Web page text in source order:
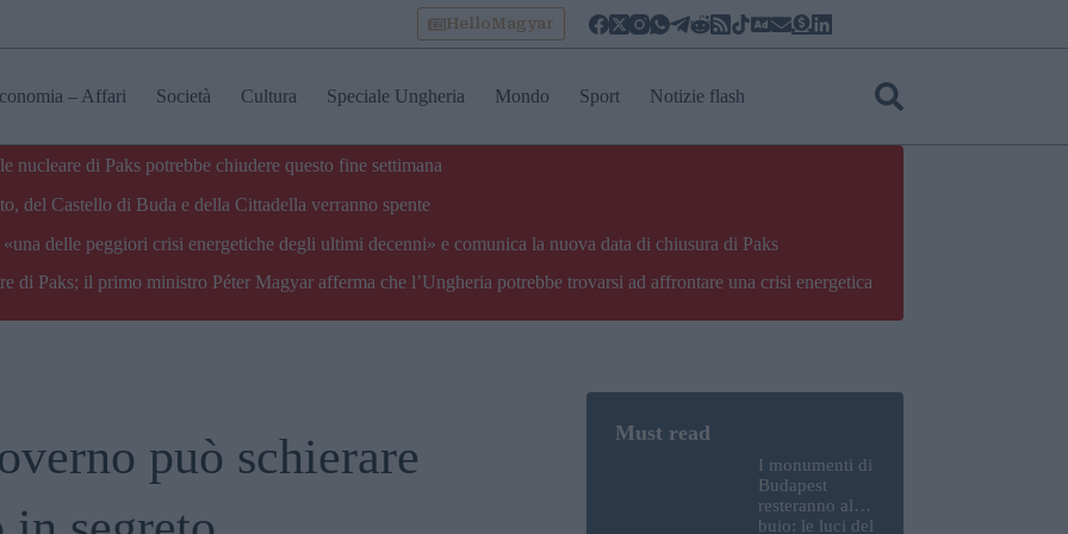
HelloMagyar
– Affari Società Cultura Speciale Ungheria Mondo Sport Notizie flash
nucleare di Paks potrebbe chiudere questo fine settimana
del Castello di Buda e della Cittadella verranno spente
delle peggiori crisi energetiche degli ultimi decenni» e comunica la nuova data di chiusura di Paks
di Paks; il primo ministro Péter Magyar afferma che l’Ungheria potrebbe trovarsi ad affrontare una crisi energetica
può schierare
I monumenti di
Budapest
resteranno al
buio: le luci del